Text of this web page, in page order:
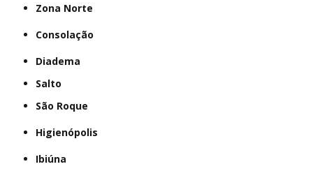
Zona Norte
Consolação
Diadema
Salto
São Roque
Higienópolis
Ibiúna